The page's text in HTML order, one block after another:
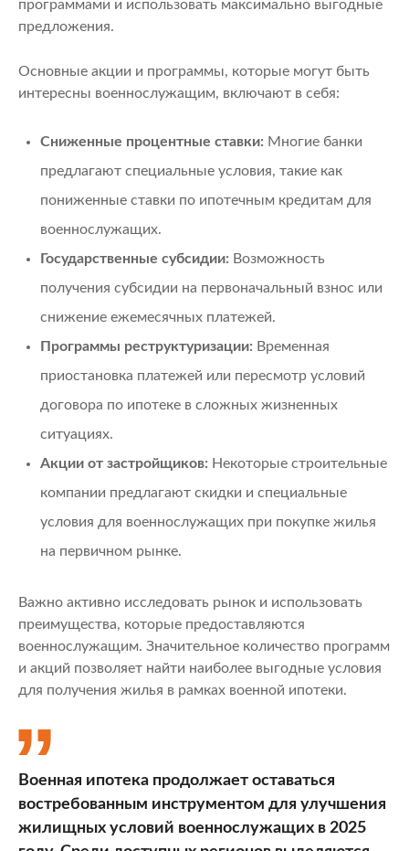
программами и использовать максимально выгодные
предложения.
Основные акции и программы, которые могут быть
интересны военнослужащим, включают в себя:
Сниженные процентные ставки: Многие банки
предлагают специальные условия, такие как
пониженные ставки по ипотечным кредитам для
военнослужащих.
Государственные субсидии: Возможность
получения субсидии на первоначальный взнос или
снижение ежемесячных платежей.
Программы реструктуризации: Временная
приостановка платежей или пересмотр условий
договора по ипотеке в сложных жизненных
ситуациях.
Акции от застройщиков: Некоторые строительные
компании предлагают скидки и специальные
условия для военнослужащих при покупке жилья
на первичном рынке.
Важно активно исследовать рынок и использовать
преимущества, которые предоставляются
военнослужащим. Значительное количество программ
и акций позволяет найти наиболее выгодные условия
для получения жилья в рамках военной ипотеки.
Военная ипотека продолжает оставаться
востребованным инструментом для улучшения
жилищных условий военнослужащих в 2025